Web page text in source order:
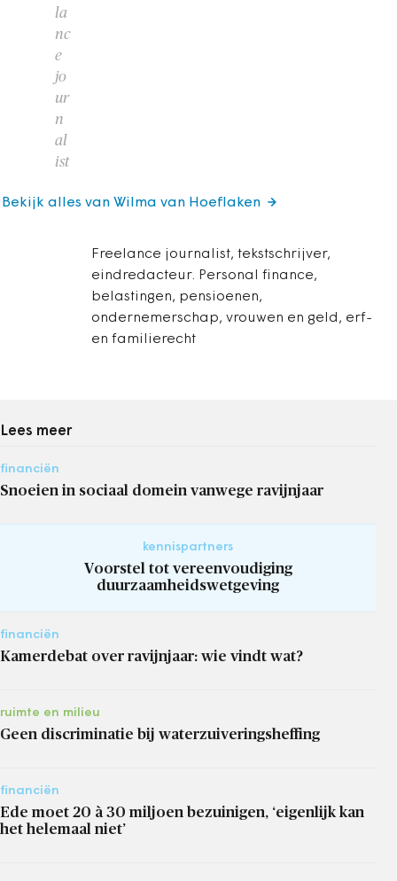
la
nc
e
jo
ur
n
al
ist
Freelance journalist, tekstschrijver,
eindredacteur. Personal finance,
belastingen, pensioenen,
ondernemerschap, vrouwen en geld, erf-
en familierecht
Bekijk alles van Wilma van Hoeflaken
Lees meer
financiën
Snoeien in sociaal domein vanwege ravijnjaar
kennispartners
Voorstel tot vereenvoudiging
duurzaamheidswetgeving
financiën
Kamerdebat over ravijnjaar: wie vindt wat?
ruimte en milieu
Geen discriminatie bij waterzuiveringsheffing
financiën
Ede moet 20 à 30 miljoen bezuinigen, ‘eigenlijk kan
het helemaal niet’